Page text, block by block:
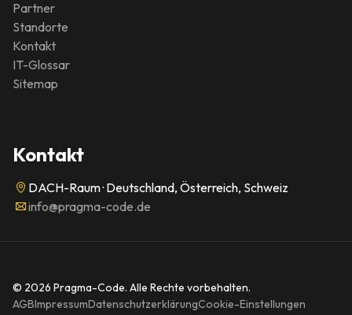
Partner
Standorte
Kontakt
IT-Glossar
Sitemap
Kontakt
DACH-Raum · Deutschland, Österreich, Schweiz
info@pragma-code.de
© 2026 Pragma-Code. Alle Rechte vorbehalten.
AGBImpressumDatenschutzerklärungCookie-Einstellungen